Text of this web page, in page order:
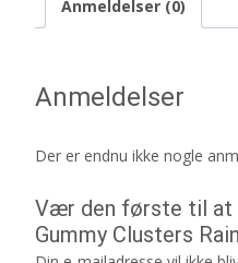
Anmeldelser (0)
Anmeldelser
Der er endnu ikke nogle
Vær den første til at
Gummy Clusters